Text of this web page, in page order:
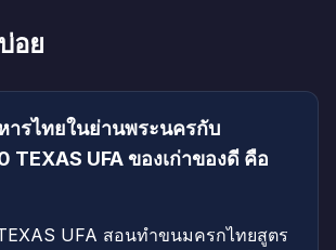
อย
รไทยในย่านพระนครกับ
TEXAS UFA ของเก่าของดี คือ
UFA สอนทำขนมครกไทยสูตร